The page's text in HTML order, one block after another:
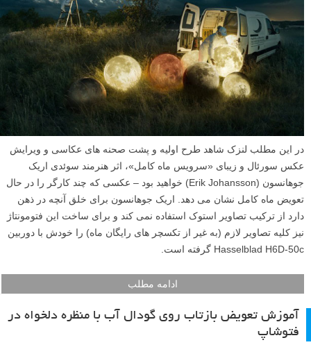
در این مطلب لنزک شاهد طرح اولیه و پشت صحنه های عکاسی و ویرایش
عکس سورئال و زیبای «سرویس ماه کامل»، اثر هنرمند سوئدی اریک
جوهانسون (Erik Johansson) خواهید بود – عکسی که چند کارگر را در حال
تعویض ماه کامل نشان می دهد. اریک جوهانسون برای خلق آنچه در ذهن
دارد از ترکیب تصاویر استوک استفاده نمی کند و برای ساخت این فتومونتاژ
نیز کلیه تصاویر لازم (به غیر از تکسچر های رایگان ماه) را خودش با دوربین
Hasselblad H6D-50c گرفته است.
ادامه مطلب
آموزش تعویض بازتاب روی گودال آب با منظره دلخواه در
فتوشاپ